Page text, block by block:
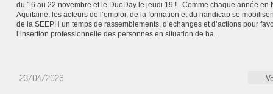
du 16 au 22 novembre et le DuoDay le jeudi 19 ! Comme chaque année en
Aquitaine, les acteurs de l’emploi, de la formation et du handicap se
de la SEEPH un temps de rassemblements, d’échanges et d’actions pour
l’insertion professionnelle des personnes en situation de ha...
23/04/2026